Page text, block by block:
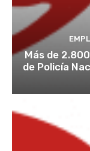
Más de
de Policía